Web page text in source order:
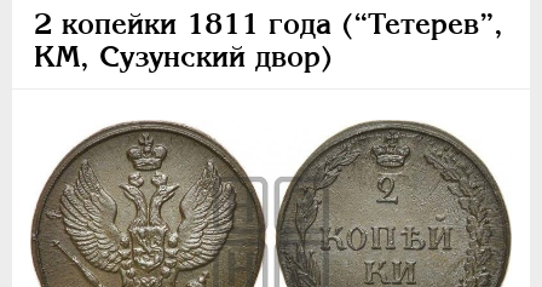
2 копейки 1811 года (“Тетерев”,
КМ, Сузунский двор)